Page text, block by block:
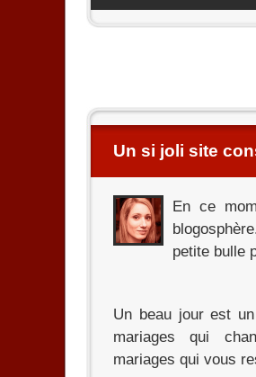
Un si joli site
En ce
petite bulle
Un beau jour est
mariages qui
mariages qui vous